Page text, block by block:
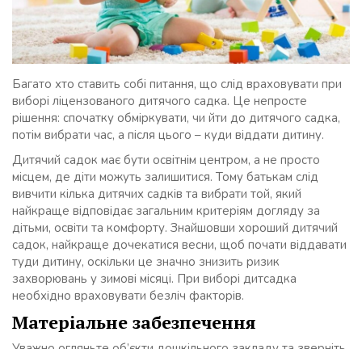
Багато хто ставить собі питання, що слід враховувати при
виборі ліцензованого дитячого садка. Це непросте
рішення: спочатку обміркувати, чи йти до дитячого садка,
потім вибрати час, а після цього – куди віддати дитину.
Дитячий садок має бути освітнім центром, а не просто
місцем, де діти можуть залишитися. Тому батькам слід
вивчити кілька дитячих садків та вибрати той, який
найкраще відповідає загальним критеріям догляду за
дітьми, освіти та комфорту. Знайшовши хороший дитячий
садок, найкраще дочекатися весни, щоб почати віддавати
туди дитину, оскільки це значно знизить ризик
захворювань у зимові місяці. При виборі дитсадка
необхідно враховувати безліч факторів.
Матеріальне забезпечення